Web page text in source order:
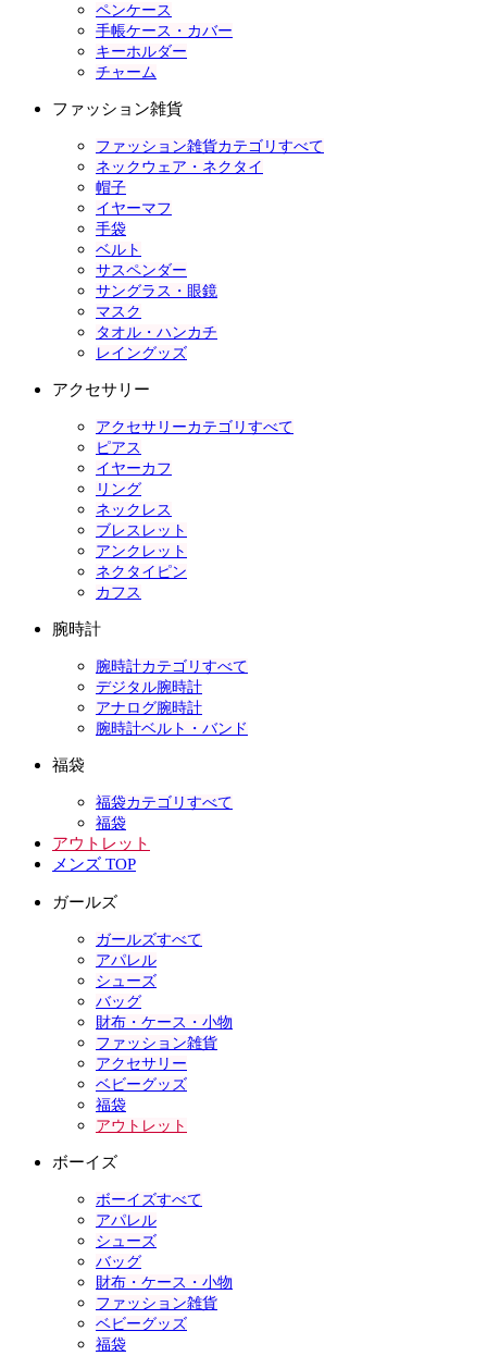
ペンケース
手帳ケース・カバー
キーホルダー
チャーム
ファッション雑貨
ファッション雑貨カテゴリすべて
ネックウェア・ネクタイ
帽子
イヤーマフ
手袋
ベルト
サスペンダー
サングラス・眼鏡
マスク
タオル・ハンカチ
レイングッズ
アクセサリー
アクセサリーカテゴリすべて
ピアス
イヤーカフ
リング
ネックレス
ブレスレット
アンクレット
ネクタイピン
カフス
腕時計
腕時計カテゴリすべて
デジタル腕時計
アナログ腕時計
腕時計ベルト・バンド
福袋
福袋カテゴリすべて
福袋
アウトレット
メンズ TOP
ガールズ
ガールズすべて
アパレル
シューズ
バッグ
財布・ケース・小物
ファッション雑貨
アクセサリー
ベビーグッズ
福袋
アウトレット
ボーイズ
ボーイズすべて
アパレル
シューズ
バッグ
財布・ケース・小物
ファッション雑貨
ベビーグッズ
福袋